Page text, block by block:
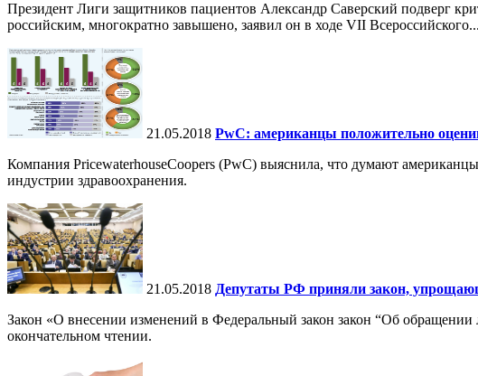
Президент Лиги защитников пациентов Александр Саверский подверг
российским, многократно завышено, заявил он в ходе VII Всероссийского...
21.05.2018 PwC: американцы положительно
Компания PricewaterhouseCoopers (PwC) выяснила, что думают
индустрии здравоохранения.
21.05.2018 Депутаты РФ приняли закон,
Закон «О внесении изменений в Федеральный закон закон “Об
окончательном чтении.